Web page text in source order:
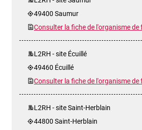
49400 Saumur
Consulter la fiche de l'organisme
L2RH - site Écuillé
49460 Écuillé
Consulter la fiche de l'organisme
L2RH - site Saint-Herblain
44800 Saint-Herblain